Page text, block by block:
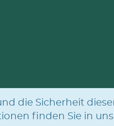
die Sicherheit
finden Sie in